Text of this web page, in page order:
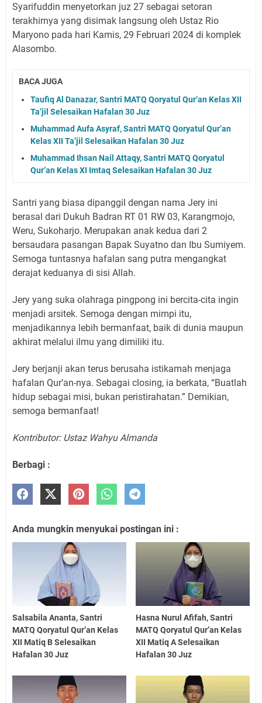
Syarifuddin menyetorkan juz 27 sebagai setoran
terakhirnya yang disimak langsung oleh Ustaz Rio
Maryono pada hari Kamis, 29 Februari 2024 di komplek
Alasombo.
BACA JUGA
Taufiq Al Danazar, Santri MATQ Qoryatul Qur’an Kelas XII
Ta’jil Selesaikan Hafalan 30 Juz
Muhammad Aufa Asyraf, Santri MATQ Qoryatul Qur’an
Kelas XII Ta’jil Selesaikan Hafalan 30 Juz
Muhammad Ihsan Nail Attaqy, Santri MATQ Qoryatul
Qur’an Kelas XI Imtaq Selesaikan Hafalan 30 Juz
Santri yang biasa dipanggil dengan nama Jery ini
berasal dari Dukuh Badran RT 01 RW 03, Karangmojo,
Weru, Sukoharjo. Merupakan anak kedua dari 2
bersaudara pasangan Bapak Suyatno dan Ibu Sumiyem.
Semoga tuntasnya hafalan sang putra mengangkat
derajat keduanya di sisi Allah.
Jery yang suka olahraga pingpong ini bercita-cita ingin
menjadi arsitek. Semoga dengan mimpi itu,
menjadikannya lebih bermanfaat, baik di dunia maupun
akhirat melalui ilmu yang dimiliki itu.
Jery berjanji akan terus berusaha istikamah menjaga
hafalan Qur’an-nya. Sebagai closing, ia berkata, “Buatlah
hidup sebagai misi, bukan peristirahatan.” Demikian,
semoga bermanfaat!
Kontributor: Ustaz Wahyu Almanda
Berbagi :
Anda mungkin menyukai postingan ini :
Salsabila Ananta, Santri
MATQ Qoryatul Qur’an Kelas
XII Matiq B Selesaikan
Hafalan 30 Juz
Hasna Nurul Afifah, Santri
MATQ Qoryatul Qur’an Kelas
XII Matiq A Selesaikan
Hafalan 30 Juz